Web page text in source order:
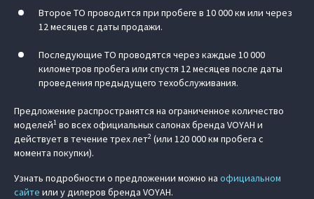
Второе ТО проводится при пробеге в 10 000 км или через
12 месяцев с даты продажи.
Последующие ТО проводятся через каждые 10 000
километров пробега или спустя 12 месяцев после даты
проведения предыдущего техобслуживания.
Предложение распространятся на ограниченное количество
моделей1 во всех официальных салонах бренда VOYAH и
действует в течение трех лет2 (или 120 000 км пробега с
момента покупки).
Узнать подробности о предложении можно на официальном
сайте или у дилеров бренда VOYAH.